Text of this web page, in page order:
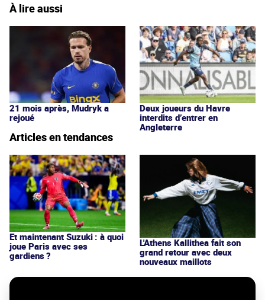
À lire aussi
21 mois après, Mudryk a
rejoué
Deux joueurs du Havre
interdits d’entrer en
Angleterre
Articles en tendances
Et maintenant Suzuki : à quoi
joue Paris avec ses
gardiens ?
L'Athens Kallithea fait son
grand retour avec deux
nouveaux maillots